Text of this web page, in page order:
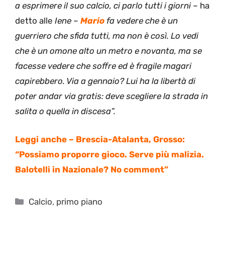
a esprimere il suo calcio, ci parlo tutti i giorni– ha
detto alle Iene – Mario fa vedere che è un
guerriero che sfida tutti, ma non è così. Lo vedi
che è un omone alto un metro e novanta, ma se
facesse vedere che soffre ed è fragile magari
capirebbero. Via a gennaio? Lui ha la libertà di
poter andar via gratis: deve scegliere la strada in
salita o quella in discesa”.
Leggi anche – Brescia-Atalanta, Grosso:
“Possiamo proporre gioco. Serve più malizia.
Balotelli in Nazionale? No comment”
Categorie
Calcio, primo piano